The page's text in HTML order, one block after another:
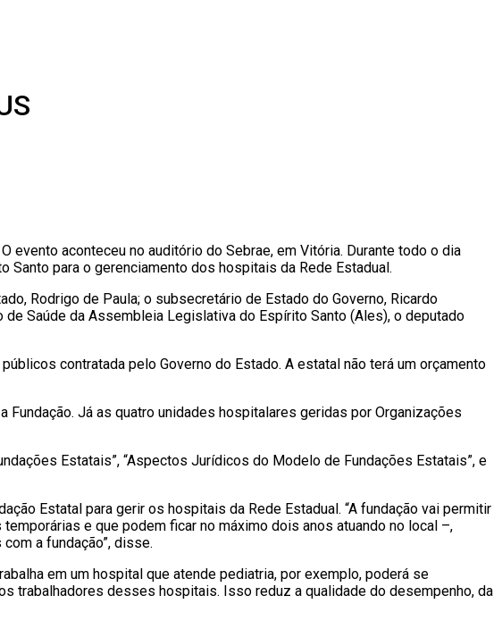
evento aconteceu no auditório do Sebrae, em Vitória. Durante todo o dia
para o gerenciamento dos hospitais da Rede Estadual.
Rodrigo de Paula; o subsecretário de Estado do Governo, Ricardo
Saúde da Assembleia Legislativa do Espírito Santo (Ales), o deputado
contratada pelo Governo do Estado. A estatal não terá um orçamento
Já as quatro unidades hospitalares geridas por Organizações
Estatais”, “Aspectos Jurídicos do Modelo de Fundações Estatais”, e
Estatal para gerir os hospitais da Rede Estadual. “A fundação vai permitir
e que podem ficar no máximo dois anos atuando no local –,
a fundação”, disse.
em um hospital que atende pediatria, por exemplo, poderá se
trabalhadores desses hospitais. Isso reduz a qualidade do desempenho, da